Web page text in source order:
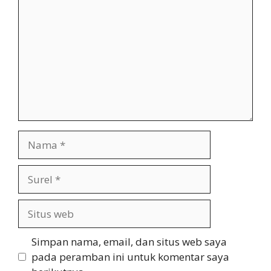
web
Simpan nama, email, dan situs web saya
pada peramban ini untuk komentar saya